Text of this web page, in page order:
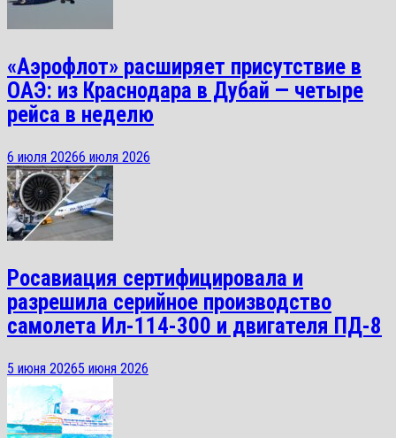
«Аэрофлот» расширяет присутствие в
ОАЭ: из Краснодара в Дубай — четыре
рейса в неделю
6 июля 20266 июля 2026
Росавиация сертифицировала и
разрешила серийное производство
самолета Ил-114-300 и двигателя ПД-8
5 июня 20265 июня 2026